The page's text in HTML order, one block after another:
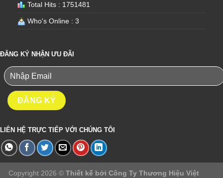
Total Hits : 1751481
Who's Online : 3
ĐĂNG KÝ NHẬN ƯU ĐÃI
LIÊN HỆ TRỰC TIẾP VỚI CHÚNG TÔI
Copyright 2026 © Thiết kế bởi Công Ty Thương Hiệu Việt